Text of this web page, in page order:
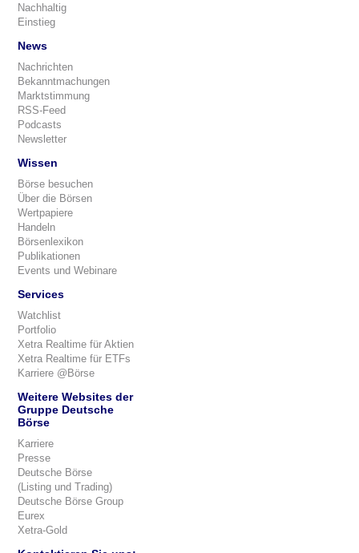
Nachhaltig
Einstieg
News
Nachrichten
Bekanntmachungen
Marktstimmung
RSS-Feed
Podcasts
Newsletter
Wissen
Börse besuchen
Über die Börsen
Wertpapiere
Handeln
Börsenlexikon
Publikationen
Events und Webinare
Services
Watchlist
Portfolio
Xetra Realtime für Aktien
Xetra Realtime für ETFs
Karriere @Börse
Weitere Websites der
Gruppe Deutsche
Börse
Karriere
Presse
Deutsche Börse
(Listing und Trading)
Deutsche Börse Group
Eurex
Xetra-Gold